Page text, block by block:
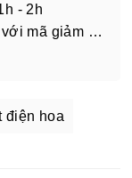
- 2h
Giảm cho khách hàng đặt online với mã giảm giá
điện hoa